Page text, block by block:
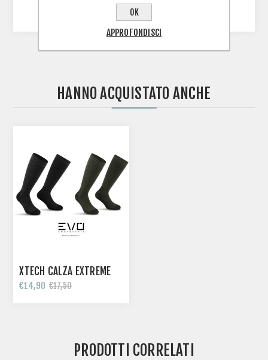
HANNO ACQUISTATO ANCHE
XTECH CALZA EXTREME
€14,90 €17,50
PRODOTTI CORRELATI
OK
APPROFONDISCI